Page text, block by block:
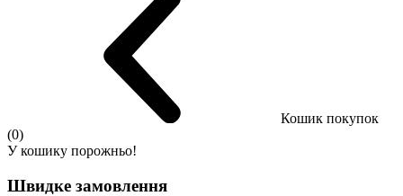
Кошик покупок
(0)
У кошику порожньо!
Швидке замовлення